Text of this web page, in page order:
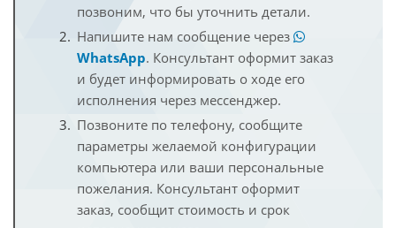
позвоним, что бы уточнить детали.
Напишите нам сообщение через
WhatsApp. Консультант оформит заказ
и будет информировать о ходе его
исполнения через мессенджер.
Позвоните по телефону, сообщите
параметры желаемой конфигурации
компьютера или ваши персональные
пожелания. Консультант оформит
заказ, сообщит стоимость и срок